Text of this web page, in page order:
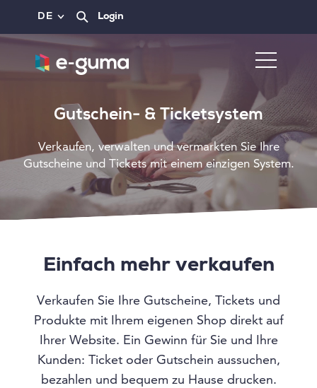
DE Login
Gutschein- & Ticketsystem
Verkaufen, verwalten und vermarkten Sie Ihre
Gutscheine und Tickets mit einem einzigen System.
Einfach mehr verkaufen
Verkaufen Sie Ihre Gutscheine, Tickets und
Produkte mit Ihrem eigenen Shop direkt auf
Ihrer Website. Ein Gewinn für Sie und Ihre
Kunden: Ticket oder Gutschein aussuchen,
bezahlen und bequem zu Hause drucken.